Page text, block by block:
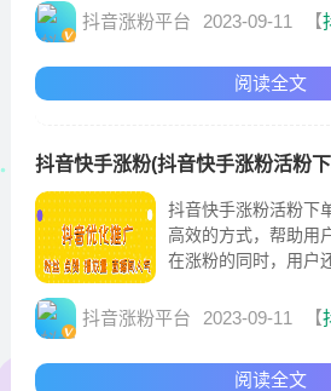
点赞到底有什么用呢
并非完全没有负面影
抖音涨粉平台 2023-09-11 【
阅读全文
抖音快手涨粉(抖音快手涨粉活粉
抖音快手涨粉活粉下
高效的方式，帮助用
在涨粉的同时，用户
总而言之，抖音快手
抖音涨粉平台 2023-09-11 【
阅读全文